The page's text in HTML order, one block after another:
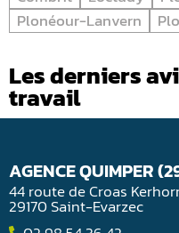
Plonéour-Lanvern
Les derniers
travail
AGENCE QUIMPER
44 route de Croas
29170 Saint-Evarzec